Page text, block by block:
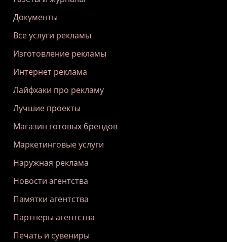
Документы
Все услуги рекламы
Изготовление рекламы
Интернет реклама
Лайфхаки про рекламу
Лучшие проекты
Магазин готовых брендов
Маркетинговые услуги
Наружная реклама
Новости агентства
Памятки агентства
Партнеры агентства
Печать и сувениры